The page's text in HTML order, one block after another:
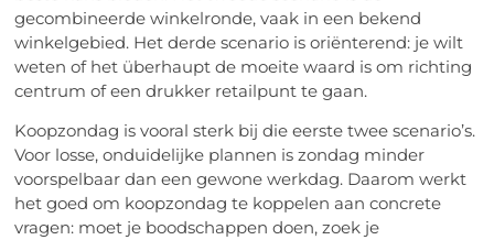
gecombineerde winkelronde, vaak in een bekend
winkelgebied. Het derde scenario is oriënterend: je wilt
weten of het überhaupt de moeite waard is om richting
centrum of een drukker retailpunt te gaan.
Koopzondag is vooral sterk bij die eerste twee scenario’s.
Voor losse, onduidelijke plannen is zondag minder
voorspelbaar dan een gewone werkdag. Daarom werkt
het goed om koopzondag te koppelen aan concrete
vragen: moet je boodschappen doen, zoek je